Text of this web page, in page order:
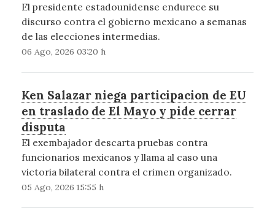
El presidente estadounidense endurece su
discurso contra el gobierno mexicano a semanas
de las elecciones intermedias.
06 Ago, 2026 03:20 h
Ken Salazar niega participacion de EU
en traslado de El Mayo y pide cerrar
disputa
El exembajador descarta pruebas contra
funcionarios mexicanos y llama al caso una
victoria bilateral contra el crimen organizado.
05 Ago, 2026 15:55 h